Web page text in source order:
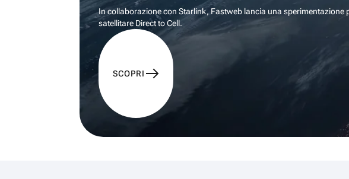
In collaborazione con Starlink, Fastweb lancia una sperimentazione
satellitare Direct to Cell.
SCOPRI